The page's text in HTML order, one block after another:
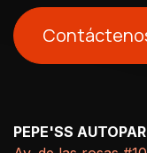
PEPE'SS